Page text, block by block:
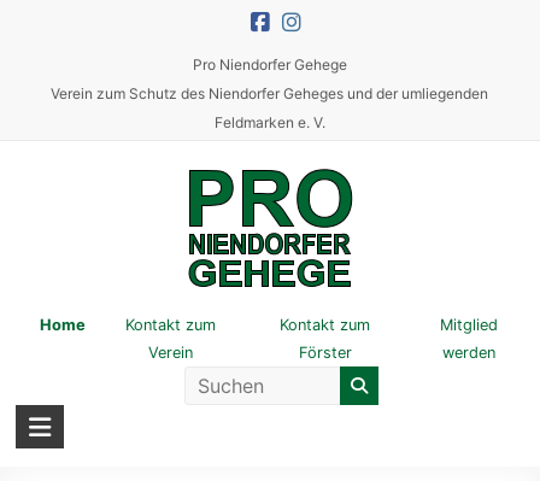
content
Pro Niendorfer Gehege
Verein zum Schutz des Niendorfer Geheges und der umliegenden
Feldmarken e. V.
Pro
Gehege
Home
Kontakt zum
Verein
Kontakt zum
Förster
Mitglied
werden